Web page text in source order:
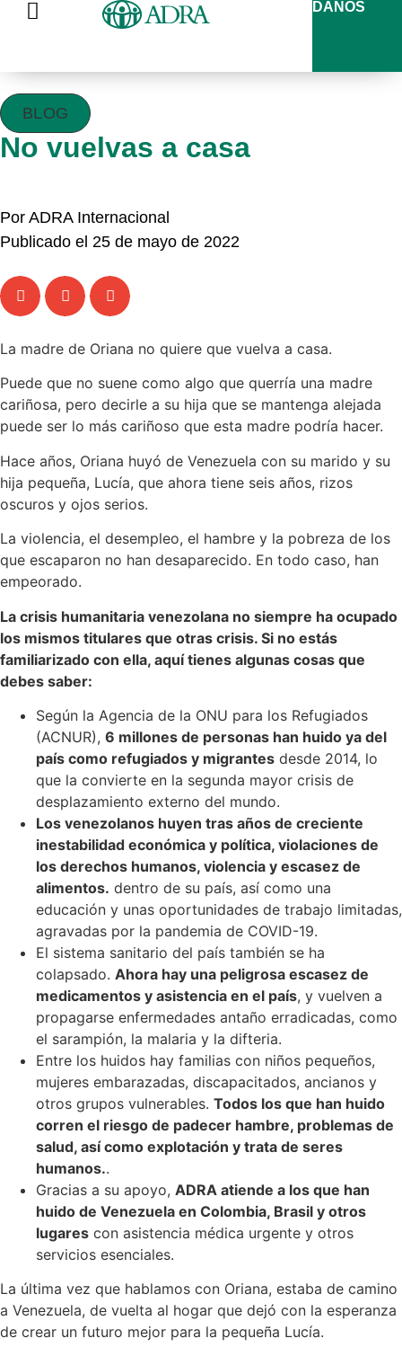
DANOS
BLOG
No vuelvas a casa
Por ADRA Internacional
Publicado el 25 de mayo de 2022
La madre de Oriana no quiere que vuelva a casa.
Puede que no suene como algo que querría una madre
cariñosa, pero decirle a su hija que se mantenga alejada
puede ser lo más cariñoso que esta madre podría hacer.
Hace años, Oriana huyó de Venezuela con su marido y su
hija pequeña, Lucía, que ahora tiene seis años, rizos
oscuros y ojos serios.
La violencia, el desempleo, el hambre y la pobreza de los
que escaparon no han desaparecido. En todo caso, han
empeorado.
La crisis humanitaria venezolana no siempre ha ocupado
los mismos titulares que otras crisis. Si no estás
familiarizado con ella, aquí tienes algunas cosas que
debes saber:
Según la Agencia de la ONU para los Refugiados
(ACNUR), 6 millones de personas han huido ya del
país como refugiados y migrantes desde 2014, lo
que la convierte en la segunda mayor crisis de
desplazamiento externo del mundo.
Los venezolanos huyen tras años de creciente
inestabilidad económica y política, violaciones de
los derechos humanos, violencia y escasez de
alimentos. dentro de su país, así como una
educación y unas oportunidades de trabajo limitadas,
agravadas por la pandemia de COVID-19.
El sistema sanitario del país también se ha
colapsado. Ahora hay una peligrosa escasez de
medicamentos y asistencia en el país, y vuelven a
propagarse enfermedades antaño erradicadas, como
el sarampión, la malaria y la difteria.
Entre los huidos hay familias con niños pequeños,
mujeres embarazadas, discapacitados, ancianos y
otros grupos vulnerables. Todos los que han huido
corren el riesgo de padecer hambre, problemas de
salud, así como explotación y trata de seres
humanos..
Gracias a su apoyo, ADRA atiende a los que han
huido de Venezuela en Colombia, Brasil y otros
lugares con asistencia médica urgente y otros
servicios esenciales.
La última vez que hablamos con Oriana, estaba de camino
a Venezuela, de vuelta al hogar que dejó con la esperanza
de crear un futuro mejor para la pequeña Lucía.